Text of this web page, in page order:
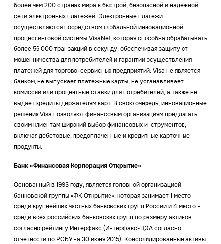
более чем 200 странах мира к быстрой, безопасной и надежной
сети электронных платежей. Электронные платежи
осуществляются посредством глобальной инновационной
процессинговой системы VisaNet, которая способна обрабатывать
более 56 000 транзакций в секунду, обеспечивая защиту от
мошенничества для потребителей и гарантии осуществления
платежей для торгово-сервисных предприятий. Visa не является
банком, не выпускает платежные карты, не устанавливает
комиссии или процентные ставки для потребителей, а также не
выдает кредиты держателям карт. В свою очередь, инновационные
решения Visa позволяют финансовым организациям предлагать
своим клиентам широкий выбор финансовых инструментов,
включая дебетовые, предоплаченные и кредитные карточные
продукты.
Банк «Финансовая Корпорация Открытие»
Основанный в 1993 году, является головной организацией
банковской группы «ФК Открытие», которая занимает 1 место
среди крупнейших частных банковских групп России и 4 место –
среди всех российских банковских групп по размеру активов
согласно рейтингу Интерфакс (Интерфакс-ЦЭА согласно
отчетности по РСБУ на 30 июня 2015). Консолидированные активы